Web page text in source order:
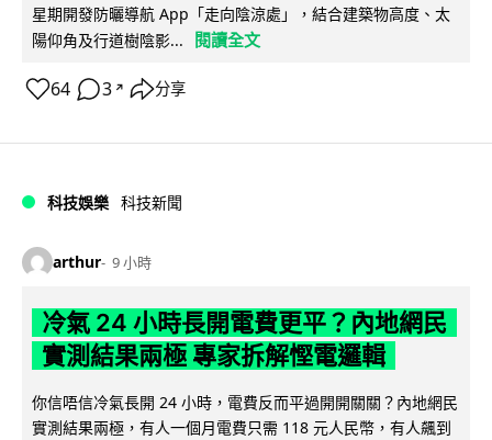
星期開發防曬導航 App「走向陰涼處」，結合建築物高度、太
陽仰角及行道樹陰影...
閱讀全文
64 3 ↗ 分享
科技娛樂 科技新聞
arthur 9 小時
冷氣 24 小時長開電費更平？內地網民
實測結果兩極 專家拆解慳電邏輯
你信唔信冷氣長開 24 小時，電費反而平過開開關關？內地網民
實測結果兩極，有人一個月電費只需 118 元人民幣，有人飆到